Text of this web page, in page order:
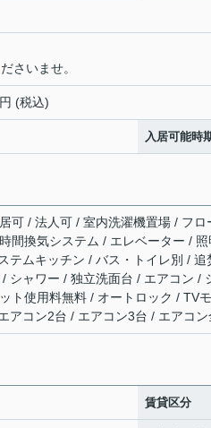
さいませ。
(税込)
入居可能時
可 / 法人可 / 室内洗濯機置場 / フ
間換気システム / エレベーター /
テムキッチン / バス・トイレ別 /
シャワー / 独立洗面台 / エアコン /
ト使用料無料 / オートロック / TV
アコン2台 / エアコン3台 / エアコ
賃貸区分